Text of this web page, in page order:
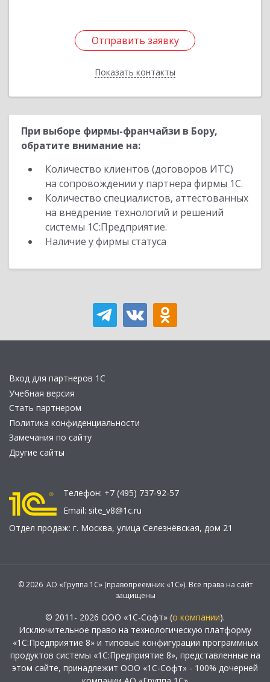
Отправить заявку
Показать контакты
Отправить заявку
Назад
При выборе фирмы-франчайзи в Бору,
обратите внимание на:
Количество клиентов (договоров ИТС)
на сопровождении у партнера фирмы 1С.
Количество специалистов, аттестованных
на внедрение технологий и решений
системы 1С:Предприятие.
Наличие у фирмы статуса
Вход для партнеров 1С
Учебная версия
Стать партнером
Политика конфиденциальности
Замечания по сайту
Другие сайты
Телефон: +7 (495) 737-92-57
Email: site_v8@1c.ru
Отдел продаж: г. Москва, улица Селезнёвская, дом 21
© 2026 АО «Группа 1С» (правопреемник «1С»). Все права на сайт
защищены
© 2011- 2026 ООО «1С-Софт» (о компании).
Исключительное право на технологическую платформу
«1С:Предприятие 8» и типовые конфигурации программных
продуктов системы «1С:Предприятие 8», представленные на
этом сайте, принадлежит ООО «1С-Софт» - 100% дочерней